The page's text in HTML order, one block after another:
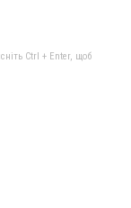
Ctrl + Enter, щоб